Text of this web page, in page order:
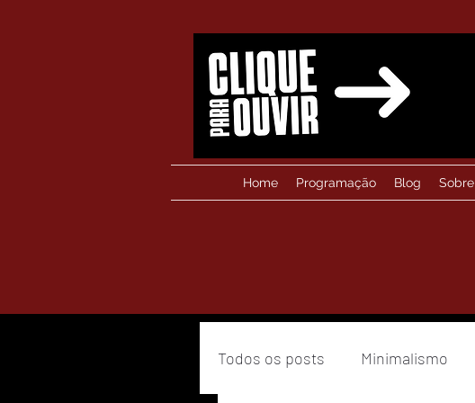
Home Programação Blog Sobre
Todos os posts Minimalismo